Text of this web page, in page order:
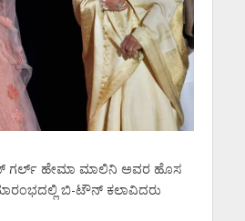
ಗರ್ಲ್ ಹೇಮಾ ಮಾಲಿನಿ ಅವರ ಹೊಸ
ಬಿ-ಟೌನ್ ಕಲಾವಿದರು